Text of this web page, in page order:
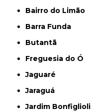
Bairro do Limão
Barra Funda
Butantã
Freguesia do Ó
Jaguaré
Jaraguá
Jardim Bonfiglioli